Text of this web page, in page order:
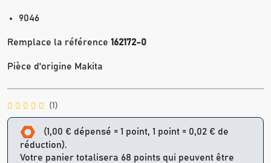
9046
Remplace la référence 162172-0
Pièce d'origine Makita
(1)
(1,00 € dépensé = 1 point, 1 point = 0,02 € de
réduction).
Votre panier totalisera 68 points qui peuvent être